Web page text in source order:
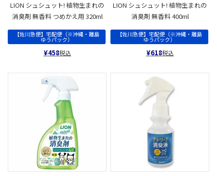
LION シュシュット! 植物生まれの
消臭剤 無香料 つめかえ用 320ml
【佐川急便】宅配便（※沖縄・離島
ゆうパック）
¥458税込
LION シュシュット! 植物生まれの
消臭剤 無香料 400ml
【佐川急便】宅配便（※沖縄・離島
ゆうパック）
¥618税込